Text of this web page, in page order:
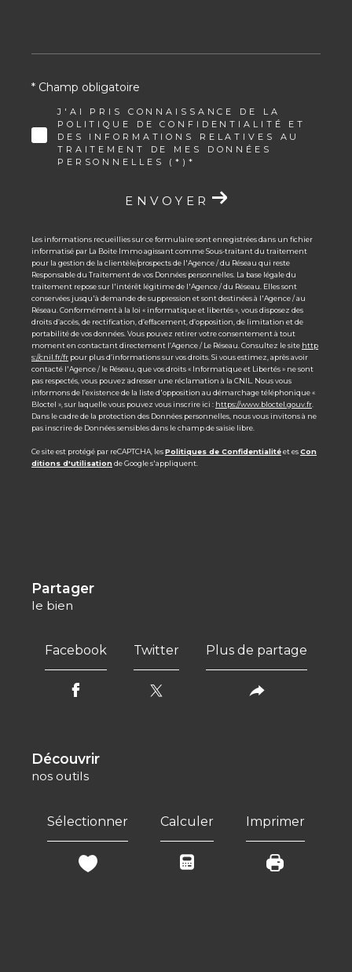
J'AI PRIS CONNAISSANCE DE LA
POLITIQUE DE CONFIDENTIALITÉ ET
DES INFORMATIONS RELATIVES AU
TRAITEMENT DE MES DONNÉES
PERSONNELLES (*)*
* Champ obligatoire
ENVOYER
Les informations recueillies sur ce formulaire sont enregistrées dans un fichier
informatisé par La Boite Immo agissant comme Sous-traitant du traitement
pour la gestion de la clientèle/prospects de l'Agence / du Réseau qui reste
Responsable du Traitement de vos Données personnelles. La base légale du
traitement repose sur l'intérêt légitime de l'Agence / du Réseau. Elles sont
conservées jusqu'à demande de suppression et sont destinées à l'Agence / au
Réseau. Conformément à la loi « informatique et libertés », vous disposez des
droits d’accès, de rectification, d’effacement, d’opposition, de limitation et de
portabilité de vos données. Vous pouvez retirer votre consentement à tout
moment en contactant directement l’Agence / Le Réseau. Consultez le site http
s://cnil.fr/fr pour plus d’informations sur vos droits. Si vous estimez, après avoir
contacté l'Agence / le Réseau, que vos droits « Informatique et Libertés » ne sont
pas respectés, vous pouvez adresser une réclamation à la CNIL. Nous vous
informons de l’existence de la liste d'opposition au démarchage téléphonique «
Bloctel », sur laquelle vous pouvez vous inscrire ici : https://www.bloctel.gouv.fr
Dans le cadre de la protection des Données personnelles, nous vous invitons à ne
pas inscrire de Données sensibles dans le champ de saisie libre.
Ce site est protégé par reCAPTCHA, lesPolitiques de Confidentialitéet esCon
ditions d'utilisation de Google s'appliquent.
partager
le bien
Facebook Twitter Plus de partage
découvrir
nos outils
Sélectionner Calculer Imprimer